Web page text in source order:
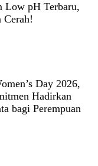
Low pH Terbaru,
Cerah!
Day 2026,
Hadirkan
bagi Perempuan